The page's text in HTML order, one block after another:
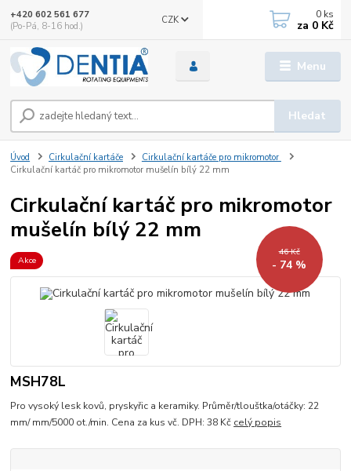
Menu
CZK
Hledat
+420 602 561 677
(Po-Pá, 8-16 hod.)
0 ks
za 0 Kč
Úvod Cirkulační kartáče
Cirkulační kartáče pro mikromotor
Cirkulační kartáč pro mikromotor mušelín bílý 22 mm
Cirkulační kartáč pro mikromotor
mušelín bílý 22 mm
Akce
46 Kč
- 74 %
MSH78L
Pro vysoký lesk kovů, pryskyřic a keramiky. Průměr/tlouštka/otáčky: 22
mm/ mm/5000 ot./min. Cena za kus vč. DPH: 38 Kč celý popis